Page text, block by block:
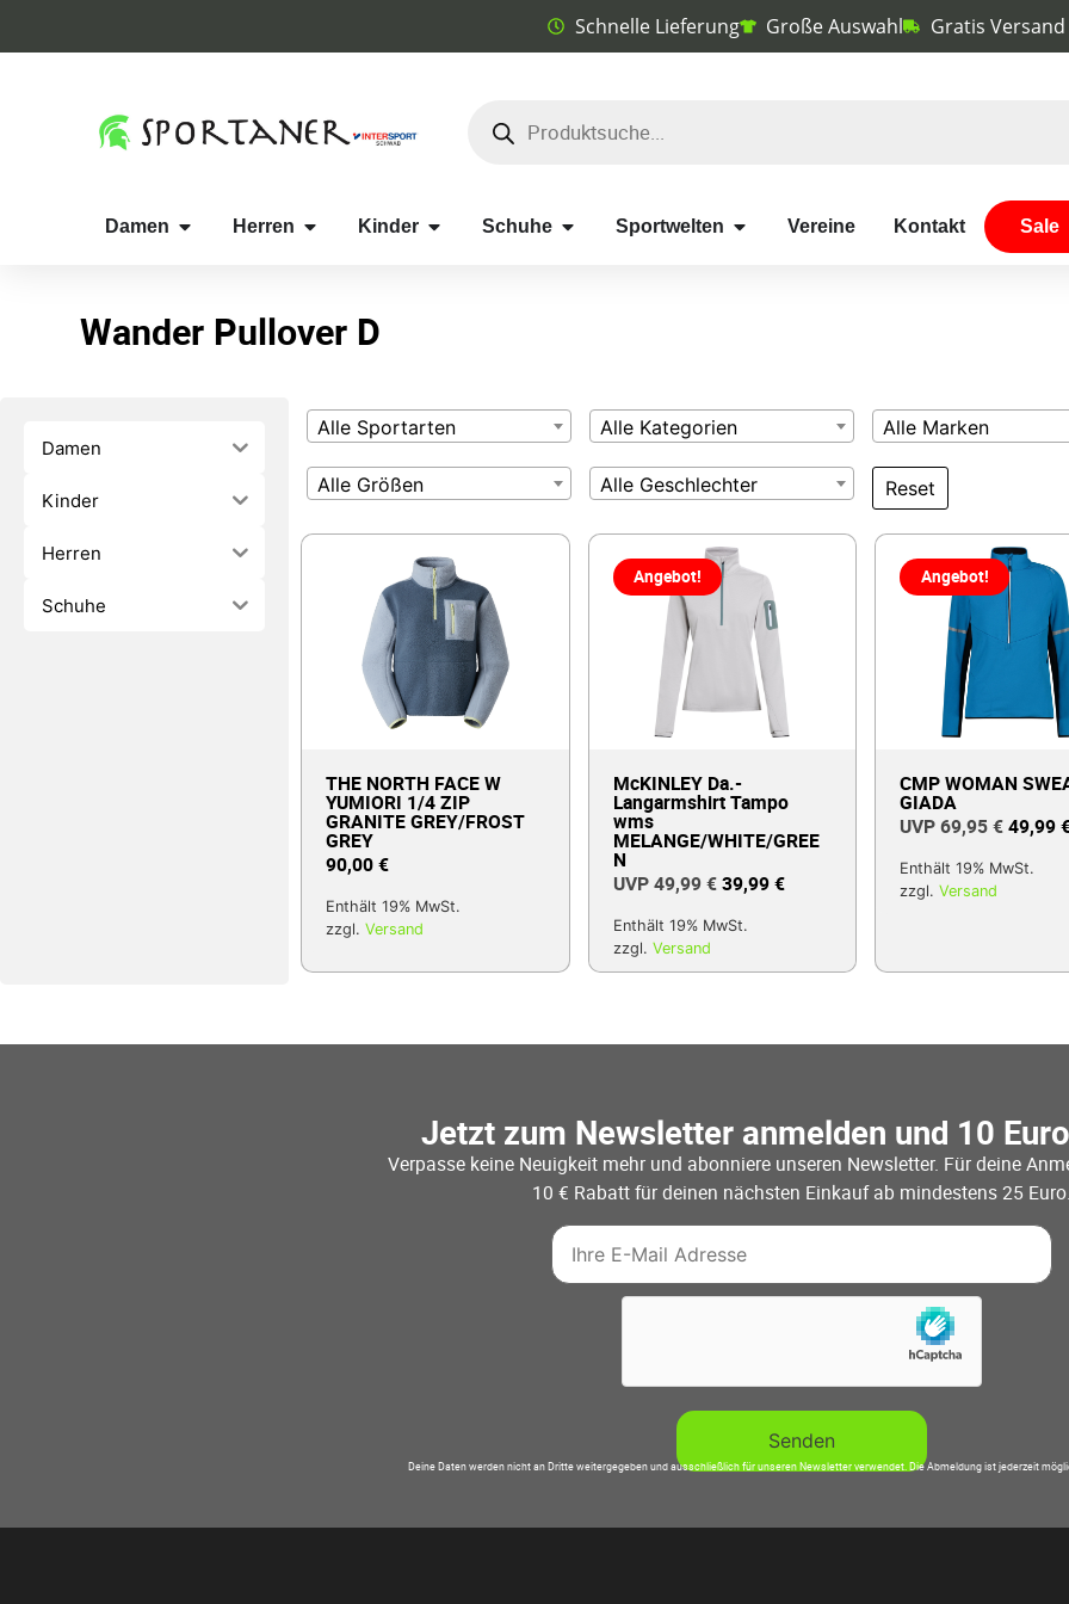
Schnelle Lieferung Große Auswahl Gratis
Damen Herren Kinder Schuhe Sportwelten Vereine Kontakt Sale
Wander Pullover D
Damen
Kinder
Herren
Schuhe
Alle Sportarten Alle Kategorien Alle Marken
Alle Größen Alle Geschlechter Reset
THE NORTH FACE W
YUMIORI 1/4 ZIP
GRANITE GREY/FROST
GREY
90,00€
Enthält 19% MwSt.
zzgl. Versand
Angebot!
McKINLEY Da.-
Langarmshirt Tampo
wms
MELANGE/WHITE/GREE
N
49,99€ 39,99€
Enthält 19% MwSt.
zzgl. Versand
Angebot!
CMP WOMAN
GIADA
69,95€49,99
Enthält 19% MwSt.
zzgl.Versand
Jetzt zum Newsletter anmelden und 10
Verpasse keine Neuigkeit mehr und abonniere unseren Newsletter. Für deine
10 € Rabatt für deinen nächsten Einkauf ab mindestens 25
Deine Daten werden nicht an Dritte weitergegeben und ausschließlich für unseren Newsletter verwendet. Die Abmeldung ist jederzeit